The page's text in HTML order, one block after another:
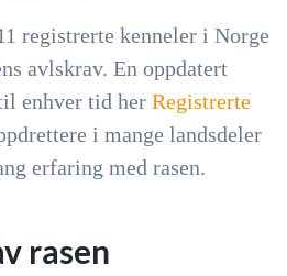
registrerte kenneler i Norge
avlskrav. En oppdatert
enhver tid her Registrerte
i mange landsdeler
erfaring med rasen.
rasen